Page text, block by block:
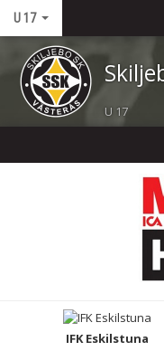
U 17
U 17
IFK Eskilstuna